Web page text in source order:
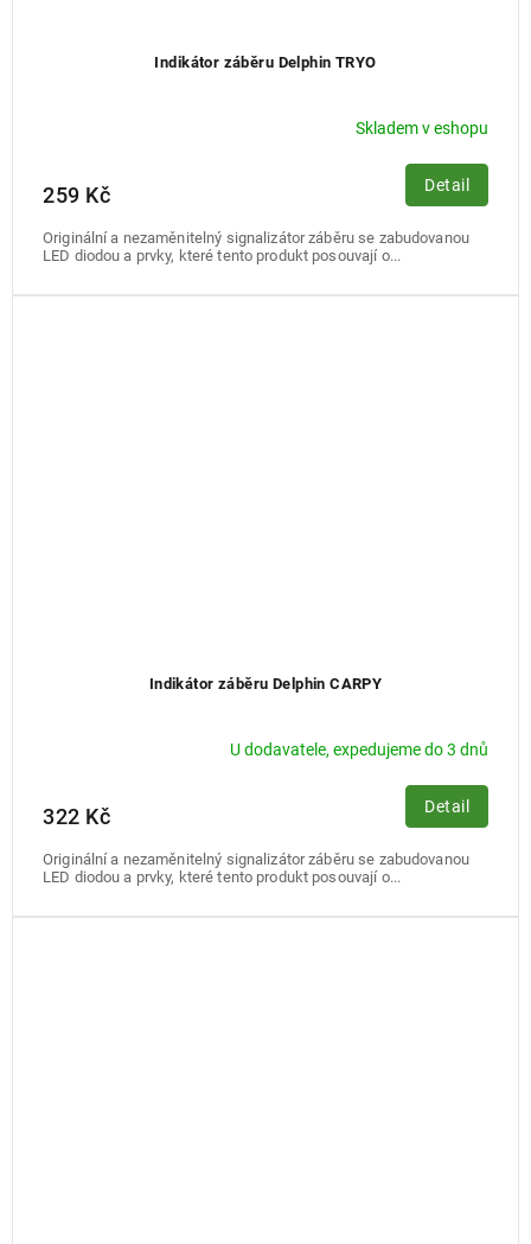
Indikátor záběru Delphin TRYO
Skladem v eshopu
259 Kč Detail
Originální a nezaměnitelný signalizátor záběru se zabudovanou
LED diodou a prvky, které tento produkt posouvají o...
Indikátor záběru Delphin CARPY
U dodavatele, expedujeme do 3 dnů
322 Kč Detail
Originální a nezaměnitelný signalizátor záběru se zabudovanou
LED diodou a prvky, které tento produkt posouvají o...